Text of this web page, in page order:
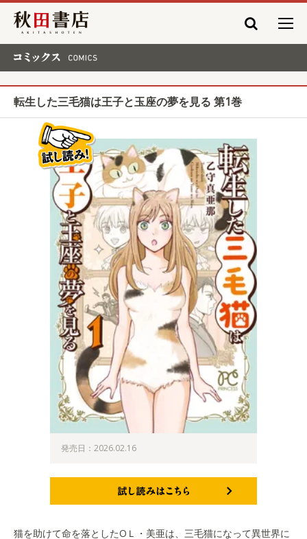
秋田書店
転生した三毛猫は王子と玉座の夢を見る 第1巻
発売日：2026.02.16
猫を助けて命を落としたОＬ・美亜は、三毛猫になって異世界に